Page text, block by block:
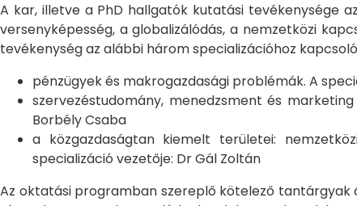
A kar, illetve a PhD hallgatók kutatási tevékenysége
versenyképesség, a globalizálódás, a nemzetközi
tevékenység az alábbi három specializációhoz
pénzügyek és makrogazdasági problémák. A
szervezéstudomány, menedzsment és
Borbély Csaba
a közgazdaságtan kiemelt területei:
specializáció vezetője: Dr Gál Zoltán
Az oktatási programban szereplő kötelező tantárgyak